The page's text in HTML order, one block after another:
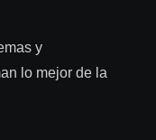
y
lo mejor de la